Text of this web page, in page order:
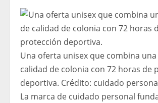
Una oferta unisex que combina
calidad de colonia con 72 horas de
deportiva. Crédito: cuidado
La marca de cuidado personal